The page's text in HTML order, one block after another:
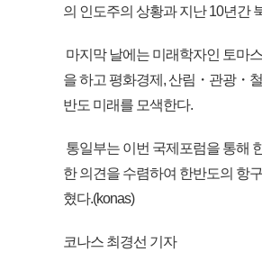
의 인도주의 상황과 지난 10년간
마지막 날에는 미래학자인 토마
을 하고 평화경제, 산림・관광・
반도 미래를 모색한다.
통일부는 이번 국제포럼을 통해
한 의견을 수렴하여 한반도의 항
혔다.(konas)
코나스 최경선 기자